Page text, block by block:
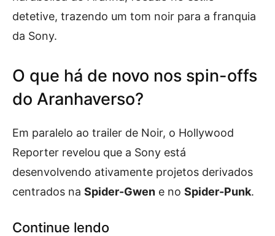
detetive, trazendo um tom noir para a franquia
da Sony.
O que há de novo nos spin-offs
do Aranhaverso?
Em paralelo ao trailer de Noir, o Hollywood
Reporter revelou que a Sony está
desenvolvendo ativamente projetos derivados
centrados na Spider-Gwen e no Spider-Punk.
Continue lendo